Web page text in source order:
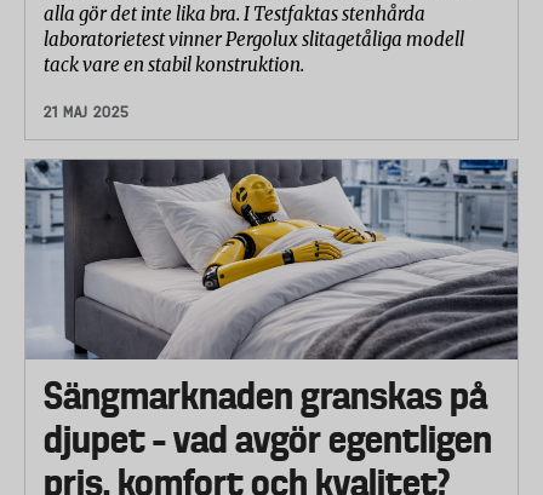
alla gör det inte lika bra. I Testfaktas stenhårda
laboratorietest vinner Pergolux slitagetåliga modell
tack vare en stabil konstruktion.
21 MAJ 2025
Sängmarknaden granskas på
djupet – vad avgör egentligen
pris, komfort och kvalitet?